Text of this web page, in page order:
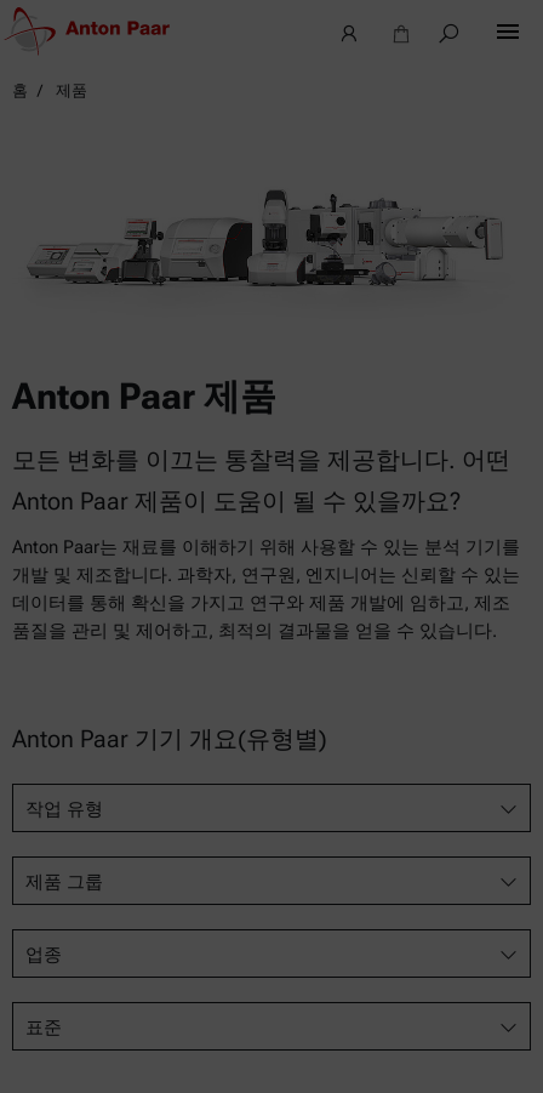
홈 제품
Anton Paar 제품
모든 변화를 이끄는 통찰력을 제공합니다. 어떤
Anton Paar 제품이 도움이 될 수 있을까요?
Anton Paar는 재료를 이해하기 위해 사용할 수 있는 분석 기기를
개발 및 제조합니다. 과학자, 연구원, 엔지니어는 신뢰할 수 있는
데이터를 통해 확신을 가지고 연구와 제품 개발에 임하고, 제조
품질을 관리 및 제어하고, 최적의 결과물을 얻을 수 있습니다.
Anton Paar 기기 개요(유형별)
작업 유형
제품 그룹
업종
표준